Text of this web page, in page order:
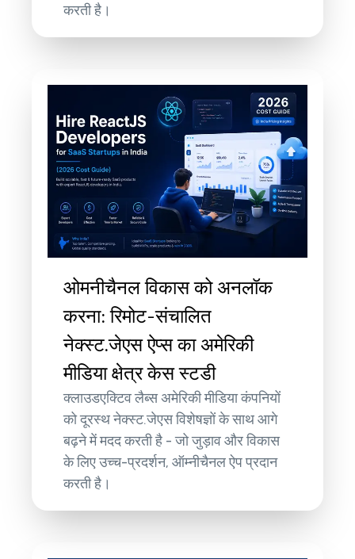
करती है।
ओमनीचैनल विकास को अनलॉक
करना: रिमोट-संचालित
नेक्स्ट.जेएस ऐप्स का अमेरिकी
मीडिया क्षेत्र केस स्टडी
क्लाउडएक्टिव लैब्स अमेरिकी मीडिया कंपनियों
को दूरस्थ नेक्स्ट.जेएस विशेषज्ञों के साथ आगे
बढ़ने में मदद करती है - जो जुड़ाव और विकास
के लिए उच्च-प्रदर्शन, ऑम्नीचैनल ऐप प्रदान
करती है।